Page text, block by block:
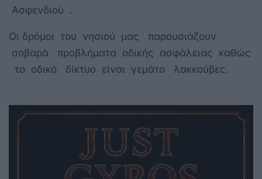
Ασφενδιού .
Οι δρόμοι του νησιού μας παρουσιάζουν
σοβαρά προβλήματα οδικής ασφάλειας καθώς
το οδικό δίκτυο είναι γεμάτο λακκούβες.